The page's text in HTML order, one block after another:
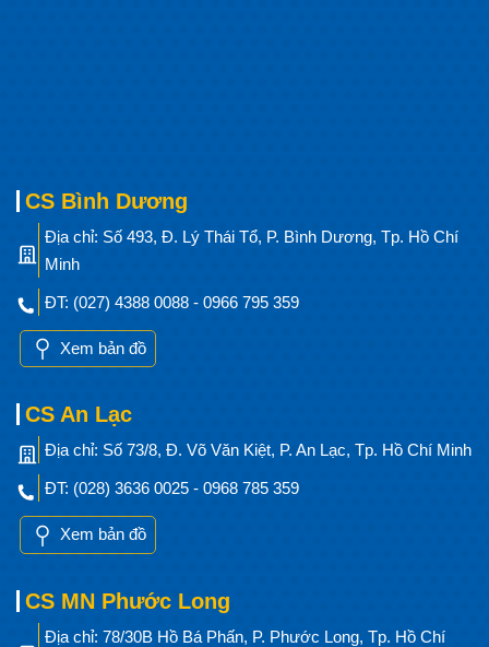
CS Bình Dương
Địa chỉ: Số 493, Đ. Lý Thái Tổ, P. Bình Dương, Tp. Hồ Chí
Minh
ĐT: (027) 4388 0088 - 0966 795 359
Xem bản đồ
CS An Lạc
Địa chỉ: Số 73/8, Đ. Võ Văn Kiệt, P. An Lạc, Tp. Hồ Chí Minh
ĐT: (028) 3636 0025 - 0968 785 359
Xem bản đồ
CS MN Phước Long
Địa chỉ: 78/30B Hồ Bá Phấn, P. Phước Long, Tp. Hồ Chí